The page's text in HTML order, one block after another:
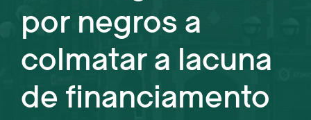
por negros a
colmatar a lacuna
de financiamento